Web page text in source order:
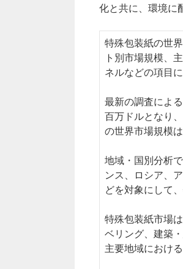
化と共に、環境に
特殊包装紙の世
ト別市場規模、
ネルなどの項目
最新の調査によ
百万ドルとなり
の世界市場規模
地域・国別分析
ンス、ロシア、
どを対象にして
特殊包装紙市場
ベリング、建築
主要地域におけ